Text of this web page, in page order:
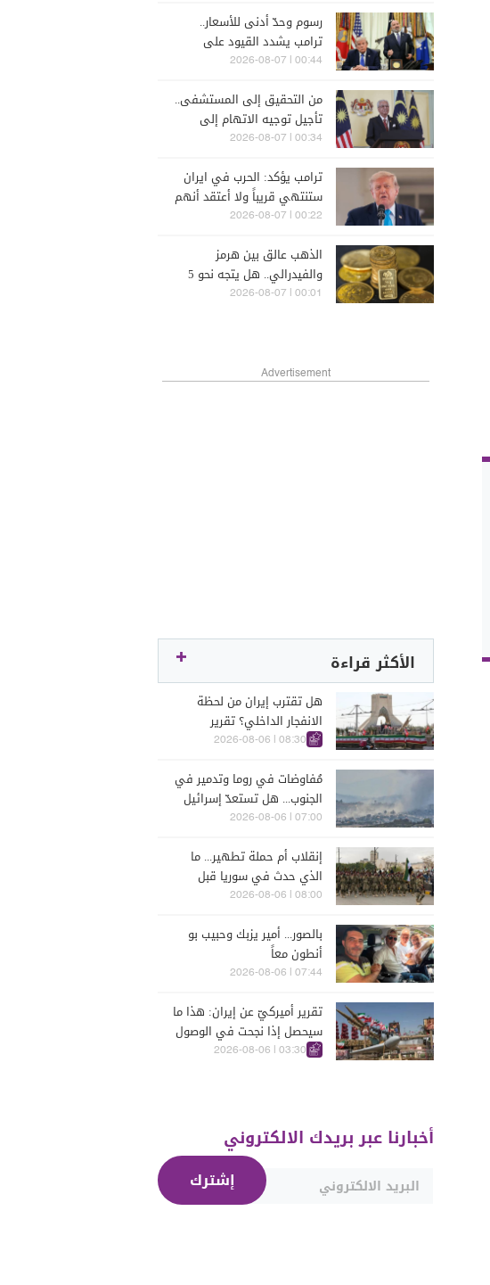
رسوم وحدّ أدنى للأسعار..
ترامب يشدد القيود على
واردات الطاقة الشمسية
00:44 | 2026-08-07
من التحقيق إلى المستشفى..
تأجيل توجيه الاتهام إلى
رئيس وزراء ماليزي سابق
00:34 | 2026-08-07
ترامب يؤكد: الحرب في ايران
ستنتهي قريباً ولا أعتقد أنهم
يستطيعون المواصلة طويلا
00:22 | 2026-08-07
الذهب عالق بين هرمز
والفيدرالي.. هل يتجه نحو 5
آلاف دولار؟
00:01 | 2026-08-07
Advertisement
الأكثر قراءة
هل تقترب إيران من لحظة
الانفجار الداخلي؟ تقرير
اسرائيلي يكشف الكواليس
08:30 | 2026-08-06
مُفاوضات في روما وتدمير في
الجنوب... هل تستعدّ إسرائيل
للحرب؟
07:00 | 2026-08-06
إنقلاب أم حملة تطهير... ما
الذي حدث في سوريا قبل
يومين؟
08:00 | 2026-08-06
بالصور... أمير يزبك وحبيب بو
أنطون معاً
07:44 | 2026-08-06
تقرير أميركيّ عن إيران: هذا ما
سيحصل إذا نجحت في الوصول
إلى هذه الدولة الآسيويّة
03:30 | 2026-08-06
أخبارنا عبر بريدك الالكتروني
إشترك